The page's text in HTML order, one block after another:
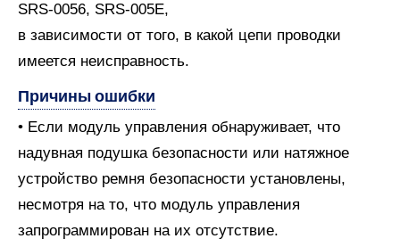
SRS-0056, SRS-005E,
в зависимости от того, в какой цепи проводки
имеется неисправность.
Причины ошибки
• Если модуль управления обнаруживает, что
надувная подушка безопасности или натяжное
устройство ремня безопасности установлены,
несмотря на то, что модуль управления
запрограммирован на их отсутствие.